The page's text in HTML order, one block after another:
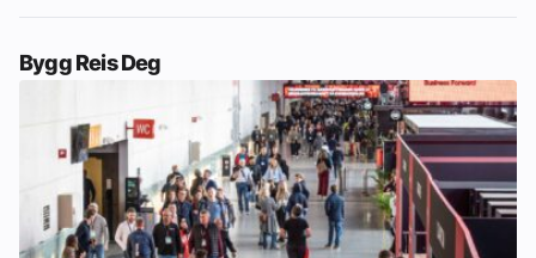
Bygg Reis Deg